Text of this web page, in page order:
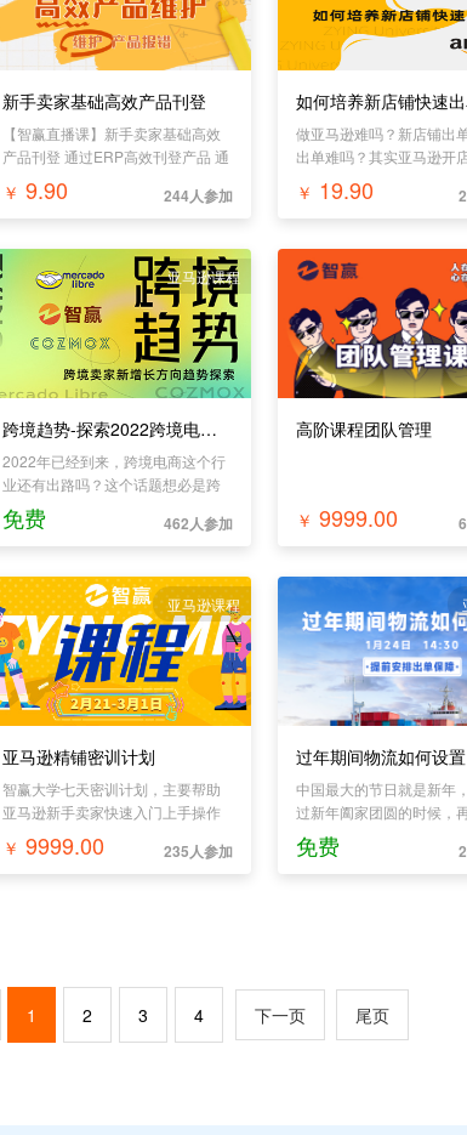
新手卖家基础高效产品刊登
【智赢直播课】新手卖家基础高效
产品刊登 通过ERP高效刊登产品 通
过ERP差异化刊登产品
￥ 9.90 244人参加
如何培养新店铺快速
做亚马逊难吗？新店铺出
出单难吗？其实亚马逊开
易。而且新店出单到稳定
容易。 新店铺的培养只要
产品价格做好调整。3产
选好。4通过流量数据对
析。只要做到这四点，新
快速稳定出单。
￥ 19.90
亚马逊课程
跨境趋势-探索2022跨境电商新平台
2022年已经到来，跨境电商这个行
业还有出路吗？这个话题想必是跨
境卖家和还未进入行业的新手小白
都要重点思考的问题。今年对于跨
入直播间，我们一起探讨！
免费 462人参加
高阶课程团队管理
￥ 9999.00
亚马逊课程
亚马逊精铺密训计划
智赢大学七天密训计划，主要帮助
亚马逊新手卖家快速入门上手操作
运营亚马逊。 亚马逊开店规则深度
解析，现场深度剖析注册规则，让
据，右手工具，选品思路搭建，工
具分享讲解，精准定位市场需求。
￥ 9999.00 235人参加
过年期间物流如何设置
中国最大的节日就是新年
过新年阖家团圆的时候，
然是不现实的，所以该怎
于我们跨境电子商务从业
免费
1 2 3 4 下一页 尾页